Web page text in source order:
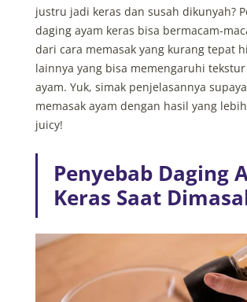
justru jadi keras dan susah dikunyah?
daging ayam keras bisa bermacam-
dari cara memasak yang kurang tepat
lainnya yang bisa memengaruhi
ayam. Yuk, simak penjelasannya
memasak ayam dengan hasil yang
juicy!
Penyebab Daging
Keras Saat